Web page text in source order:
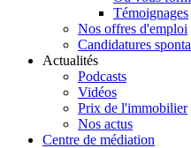
Témoignages
Nos offres d'emploi
Candidatures
Actualités
Podcasts
Vidéos
Prix de l'immobilier
Nos actus
Centre de médiation